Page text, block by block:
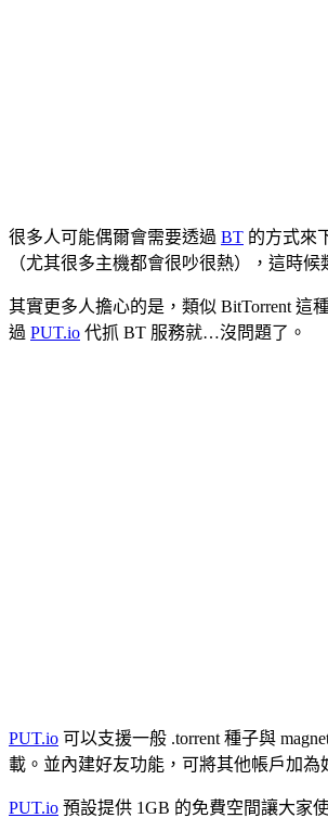
很多人可能偶爾會需要透過 BT 的方式來
（尤其很多主機都會很吵很熱），這時候
其實更多人擔心的是，類似 BitTorrent 這
過 PUT.io 代抓 BT 服務就…沒問題了。
PUT.io 可以支援一般 .torrent 種子與
載。並內建好友功能，可將其他帳戶加為
PUT.io 預設提供 1GB 的免費空間讓大家